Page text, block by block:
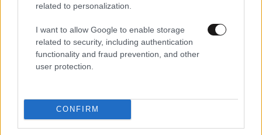
related to personalization.
I want to allow Google to enable storage
related to security, including authentication
functionality and fraud prevention, and other
user protection.
CONFIRM